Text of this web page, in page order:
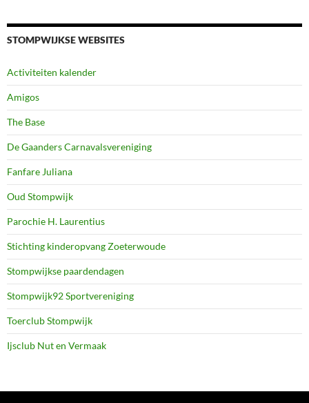
STOMPWIJKSE WEBSITES
Activiteiten kalender
Amigos
The Base
De Gaanders Carnavalsvereniging
Fanfare Juliana
Oud Stompwijk
Parochie H. Laurentius
Stichting kinderopvang Zoeterwoude
Stompwijkse paardendagen
Stompwijk92 Sportvereniging
Toerclub Stompwijk
Ijsclub Nut en Vermaak